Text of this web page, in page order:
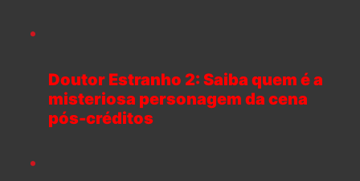
Doutor Estranho 2: Saiba quem é a
misteriosa personagem da cena
pós-créditos